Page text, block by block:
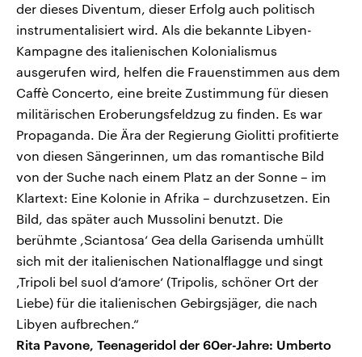
der dieses Diventum, dieser Erfolg auch politisch
instrumentalisiert wird. Als die bekannte Libyen-
Kampagne des italienischen Kolonialismus
ausgerufen wird, helfen die Frauenstimmen aus dem
Caffè Concerto, eine breite Zustimmung für diesen
militärischen Eroberungsfeldzug zu finden. Es war
Propaganda. Die Ära der Regierung Giolitti profitierte
von diesen Sängerinnen, um das romantische Bild
von der Suche nach einem Platz an der Sonne – im
Klartext: Eine Kolonie in Afrika – durchzusetzen. Ein
Bild, das später auch Mussolini benutzt. Die
berühmte ,Sciantosa‘ Gea della Garisenda umhüllt
sich mit der italienischen Nationalflagge und singt
,Tripoli bel suol d‘amore‘ (Tripolis, schöner Ort der
Liebe) für die italienischen Gebirgsjäger, die nach
Libyen aufbrechen.“
Rita Pavone, Teenageridol der 60er-Jahre: Umberto